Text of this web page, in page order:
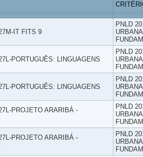
IT FITS 9
PNLD
PORTUGUÊS: LINGUAGENS
PNLD
PORTUGUÊS: LINGUAGENS
PNLD
PROJETO ARARIBÁ -
PNLD
PROJETO ARARIBÁ -
PNLD